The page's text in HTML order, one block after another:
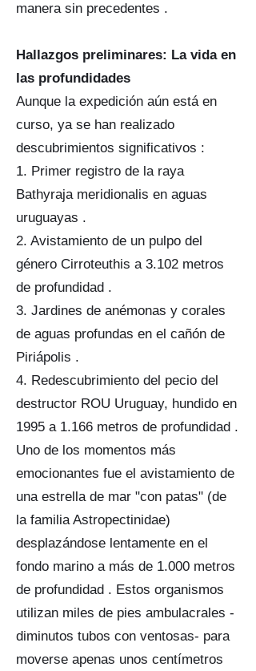
manera sin precedentes .
Hallazgos preliminares: La vida en
las profundidades
Aunque la expedición aún está en
curso, ya se han realizado
descubrimientos significativos :
1. Primer registro de la raya
Bathyraja meridionalis en aguas
uruguayas .
2. Avistamiento de un pulpo del
género Cirroteuthis a 3.102 metros
de profundidad .
3. Jardines de anémonas y corales
de aguas profundas en el cañón de
Piriápolis .
4. Redescubrimiento del pecio del
destructor ROU Uruguay, hundido en
1995 a 1.166 metros de profundidad .
Uno de los momentos más
emocionantes fue el avistamiento de
una estrella de mar "con patas" (de
la familia Astropectinidae)
desplazándose lentamente en el
fondo marino a más de 1.000 metros
de profundidad . Estos organismos
utilizan miles de pies ambulacrales -
diminutos tubos con ventosas- para
moverse apenas unos centímetros